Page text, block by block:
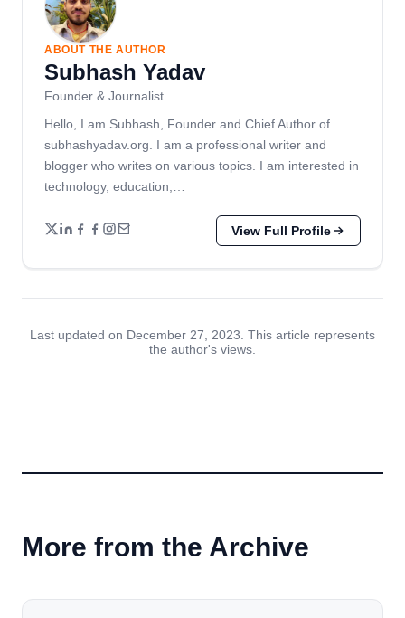
ABOUT THE AUTHOR
Subhash Yadav
Founder & Journalist
Hello, I am Subhash, Founder and Chief Author of
subhashyadav.org. I am a professional writer and
blogger who writes on various topics. I am interested in
technology, education,…
View Full Profile
Last updated on December 27, 2023. This article represents
the author's views.
More from the Archive